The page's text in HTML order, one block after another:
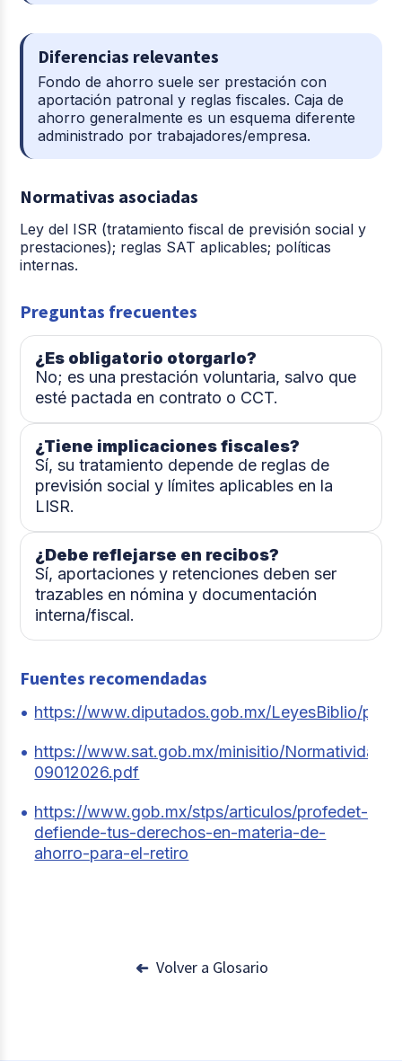
Diferencias relevantes
Fondo de ahorro suele ser prestación con
aportación patronal y reglas fiscales. Caja de
ahorro generalmente es un esquema diferente
administrado por trabajadores/empresa.
Normativas asociadas
Ley del ISR (tratamiento fiscal de previsión social y
prestaciones); reglas SAT aplicables; políticas
internas.
Preguntas frecuentes
¿Es obligatorio otorgarlo?
No; es una prestación voluntaria, salvo que
esté pactada en contrato o CCT.
¿Tiene implicaciones fiscales?
Sí, su tratamiento depende de reglas de
previsión social y límites aplicables en la
LISR.
¿Debe reflejarse en recibos?
Sí, aportaciones y retenciones deben ser
trazables en nómina y documentación
interna/fiscal.
Fuentes recomendadas
https://www.diputados.gob.mx/LeyesBiblio/pdf/
https://www.sat.gob.mx/minisitio/
09012026.pdf
https://www.gob.mx/stps/articulos/profedet-
defiende-tus-derechos-en-materia-de-
ahorro-para-el-retiro
Volver a Glosario